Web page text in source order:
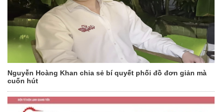
Nguyễn Hoàng Khan chia sẻ bí quyết phối đồ đơn giản mà
cuốn hút